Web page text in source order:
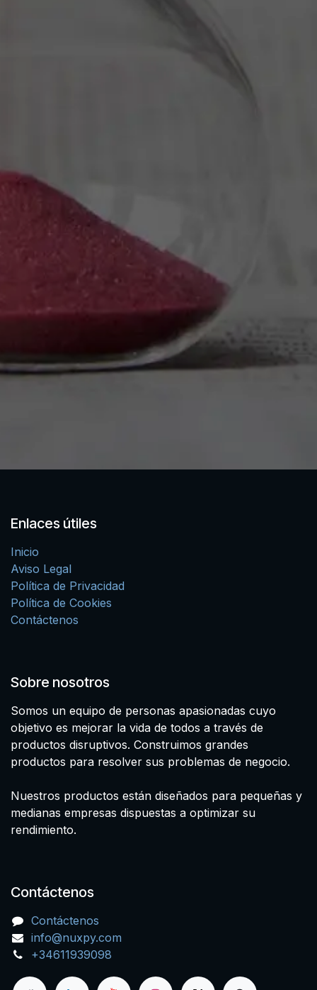
Enlaces útiles
Inicio
Aviso Legal
Política de Privacidad
Política de Cookies
Contáctenos
Sobre nosotros
Somos un equipo de personas apasionadas cuyo
objetivo es mejorar la vida de todos a través de
productos disruptivos. Construimos grandes
productos para resolver sus problemas de negocio.
Nuestros productos están diseñados para pequeñas y
medianas empresas dispuestas a optimizar su
rendimiento.
Contáctenos
Contáctenos
info@nuxpy.com
+34611939098